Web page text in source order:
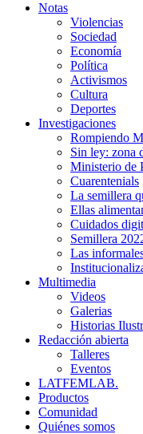
Notas
Violencias
Sociedad
Economía
Política
Activismos
Cultura
Deportes
Investigaciones
Rompiendo
Sin ley: zona
Ministerio de
Cuarentenials
La semillera
Ellas
Cuidados
Semillera
Las
Multimedia
Videos
Galerias
Historias
Redacción abierta
Talleres
Eventos
LATFEMLAB.
Productos
Comunidad
Quiénes somos